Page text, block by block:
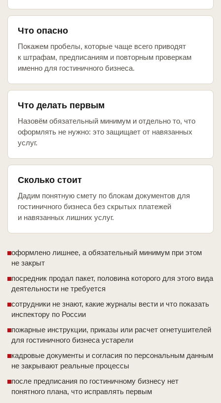
Что опасно
Покажем пробелы, которые чаще всего приводят
к штрафам, предписаниям и повторным проверкам
именно для гостиничного бизнеса.
Что делать первым
Назовём обязательный минимум и отдельно то, что
оформлять не нужно: это защищает от навязанных
услуг.
Сколько стоит
Дадим понятную смету по блокам документов для
гостиничного бизнеса без скрытых платежей
и навязанных лишних услуг.
оформлено лишнее, а обязательный минимум при этом
не закрыт
посредник продал пакет, половина которого для этого вида
деятельности не требуется
сотрудники не знают, какие журналы вести и что показать
инспектору по России
пожарные инструкции, приказы или расчет огнетушителей
для гостиничного бизнеса устарели
кадровые документы и согласия по персональным данным
не закрывают реальные процессы
после предписания по гостиничному бизнесу нет
понятного плана, что исправлять первым